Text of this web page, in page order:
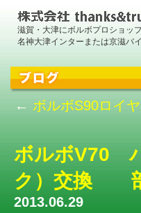
滋賀・大津にボルボプロショッ
名神大津インターまたは京滋バ
← ボルボS90ロイ
ボルボV70
ク）交換
2013.06.29